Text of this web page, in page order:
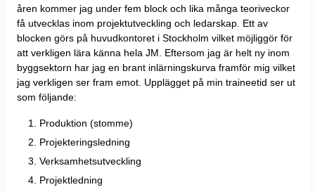
åren kommer jag under fem block och lika många teoriveckor
få utvecklas inom projektutveckling och ledarskap. Ett av
blocken görs på huvudkontoret i Stockholm vilket möjliggör för
att verkligen lära känna hela JM. Eftersom jag är helt ny inom
byggsektorn har jag en brant inlärningskurva framför mig vilket
jag verkligen ser fram emot. Upplägget på min traineetid ser ut
som följande:
Produktion (stomme)
Projekteringsledning
Verksamhetsutveckling
Projektledning